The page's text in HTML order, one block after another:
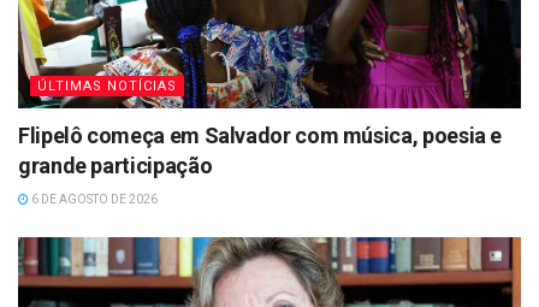
ÚLTIMAS NOTÍCIAS
Flipelô começa em Salvador com música, poesia e
grande participação
6 DE AGOSTO DE 2026